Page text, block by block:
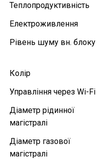
Теплопродуктивність
Електроживлення
Рівень шуму вн. блоку
Колір
Управління через Wi-Fi
Діаметр рідинної
магістралі
Діаметр газової
магістралі